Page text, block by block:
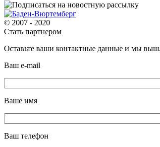
© 2007 - 2020
Стать партнером
Оставьте ваши контактные данные и мы
Ваш e-mail
Ваше имя
Ваш телефон